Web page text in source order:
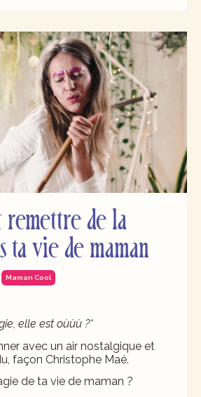
de la
ta vie de maman
Maman Cool
elle est oùùù ?*
avec un air nostalgique et
façon Christophe Maé.
de ta vie de maman ?